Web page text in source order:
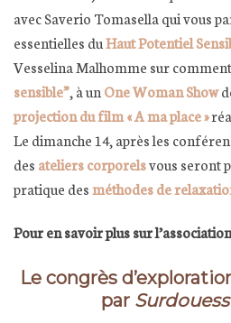
avec Saverio Tomasella qui vous
essentielles duHaut Potentiel
Vesselina Malhomme sur comment
sensible”, à un One Woman Show
projection du film « A ma place »
Le dimanche 14, après les
des ateliers corporelsvous seront
pratique desméthodes de
Pour en savoir plus sur
Le congrès
par